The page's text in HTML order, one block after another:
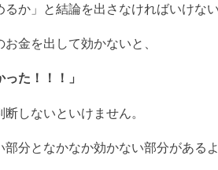
か」と結論を出さなければいけな
金を出して効かないと、
た！！！」
しないといけません。
分となかなか効かない部分があるよ